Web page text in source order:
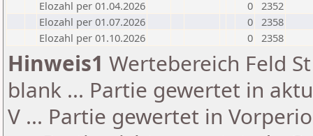
Elozahl per 01.04.2026
0 2352
Elozahl per 01.07.2026
0 2358
Elozahl per 01.10.2026
0 2358
Hinweis1 Wertebereich Feld
blank ... Partie gewertet in
V ... Partie gewertet in